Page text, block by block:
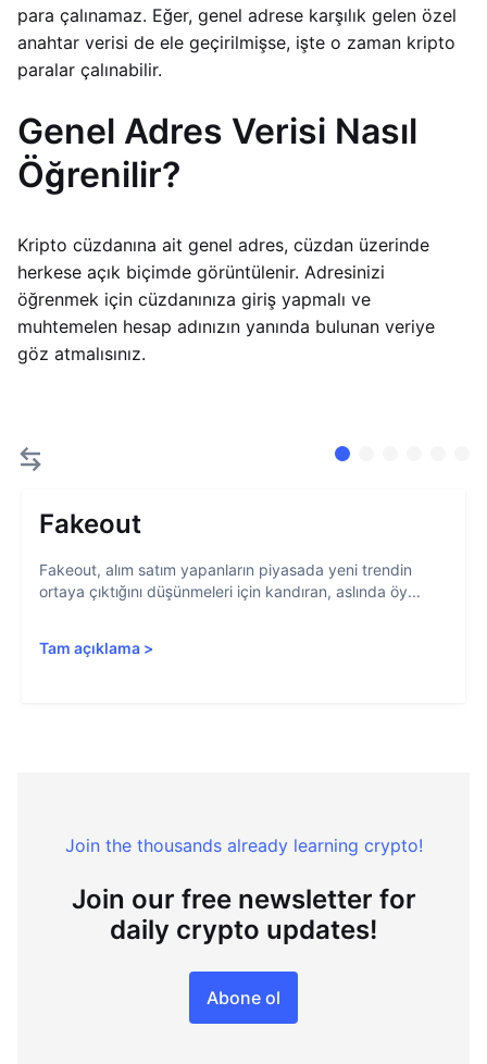
para çalınamaz. Eğer, genel adrese karşılık gelen özel
anahtar verisi de ele geçirilmişse, işte o zaman kripto
paralar çalınabilir.
Genel Adres Verisi Nasıl
Öğrenilir?
Kripto cüzdanına ait genel adres, cüzdan üzerinde
herkese açık biçimde görüntülenir. Adresinizi
öğrenmek için cüzdanınıza giriş yapmalı ve
muhtemelen hesap adınızın yanında bulunan veriye
göz atmalısınız.
Fakeout
Fakeout, alım satım yapanların piyasada yeni trendin
ortaya çıktığını düşünmeleri için kandıran, aslında öy...
Tam açıklama >
Join the thousands already learning crypto!
Join our free newsletter for
daily crypto updates!
Abone ol